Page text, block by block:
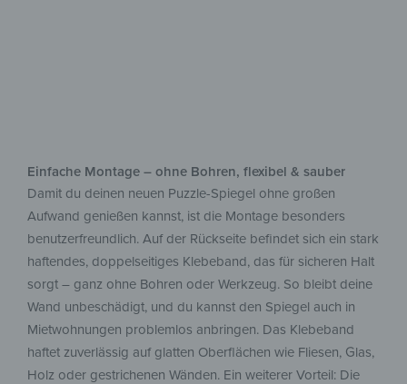
Einfache Montage – ohne Bohren, flexibel & sauber
Damit du deinen neuen Puzzle-Spiegel ohne großen
Aufwand genießen kannst, ist die Montage besonders
benutzerfreundlich. Auf der Rückseite befindet sich ein stark
haftendes, doppelseitiges Klebeband, das für sicheren Halt
sorgt – ganz ohne Bohren oder Werkzeug. So bleibt deine
Wand unbeschädigt, und du kannst den Spiegel auch in
Mietwohnungen problemlos anbringen. Das Klebeband
haftet zuverlässig auf glatten Oberflächen wie Fliesen, Glas,
Holz oder gestrichenen Wänden. Ein weiterer Vorteil: Die